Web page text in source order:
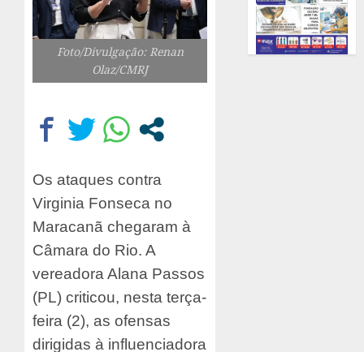
Foto/Divulgação: Renan
Olaz/CMRJ
Os ataques contra
Virginia Fonseca no
Maracanã chegaram à
Câmara do Rio. A
vereadora Alana Passos
(PL) criticou, nesta terça-
feira (2), as ofensas
dirigidas à influenciadora